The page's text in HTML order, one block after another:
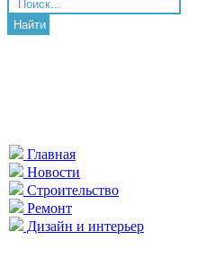
Найти
Главная
Новости
Строительство
Ремонт
Дизайн и интерьер